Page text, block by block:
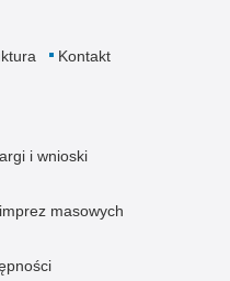
Kontakt
i wnioski
masowych